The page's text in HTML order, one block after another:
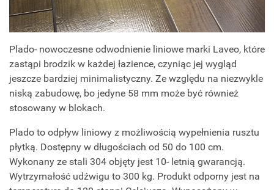
Plado- nowoczesne odwodnienie liniowe marki Laveo, które
zastąpi brodzik w każdej łazience, czyniąc jej wygląd
jeszcze bardziej minimalistyczny. Ze względu na niezwykle
niską zabudowę, bo jedyne 58 mm może być również
stosowany w blokach.
Plado to odpływ liniowy z możliwością wypełnienia rusztu
płytką. Dostępny w długościach od 50 do 100 cm.
Wykonany ze stali 304 objęty jest 10- letnią gwarancją.
Wytrzymałość udźwigu to 300 kg. Produkt odporny jest na